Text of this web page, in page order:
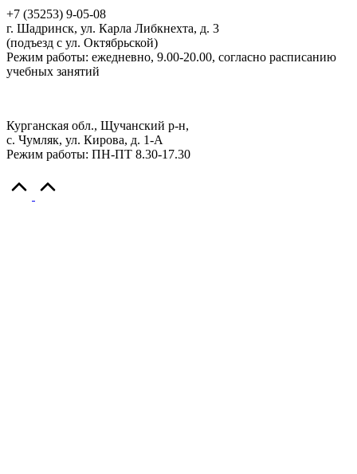
+7 (35253) 9-05-08
г. Шадринск, ул. Карла Либкнехта, д. 3
(подъезд с ул. Октябрьской)
Режим работы: ежедневно, 9.00-20.00, согласно расписанию
учебных занятий
Курганская обл., Щучанский р-н,
с. Чумляк, ул. Кирова, д. 1-А
Режим работы: ПН-ПТ 8.30-17.30